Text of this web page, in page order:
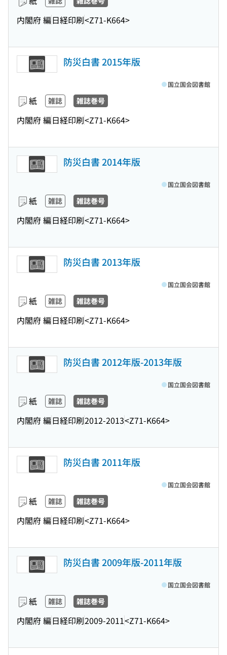
内閣府 編日経印刷<Z71-K664>
防災白書 2015年版
紙 雑誌 雑誌巻号
内閣府 編日経印刷<Z71-K664>
国立国会図書館
防災白書 2014年版
紙 雑誌 雑誌巻号
内閣府 編日経印刷<Z71-K664>
国立国会図書館
防災白書 2013年版
紙 雑誌 雑誌巻号
内閣府 編日経印刷<Z71-K664>
国立国会図書館
防災白書 2012年版-2013年版
紙 雑誌 雑誌巻号
内閣府 編日経印刷2012-2013<Z71-K664>
国立国会図書館
防災白書 2011年版
紙 雑誌 雑誌巻号
内閣府 編日経印刷<Z71-K664>
国立国会図書館
防災白書 2009年版-2011年版
紙 雑誌 雑誌巻号
内閣府 編日経印刷2009-2011<Z71-K664>
国立国会図書館